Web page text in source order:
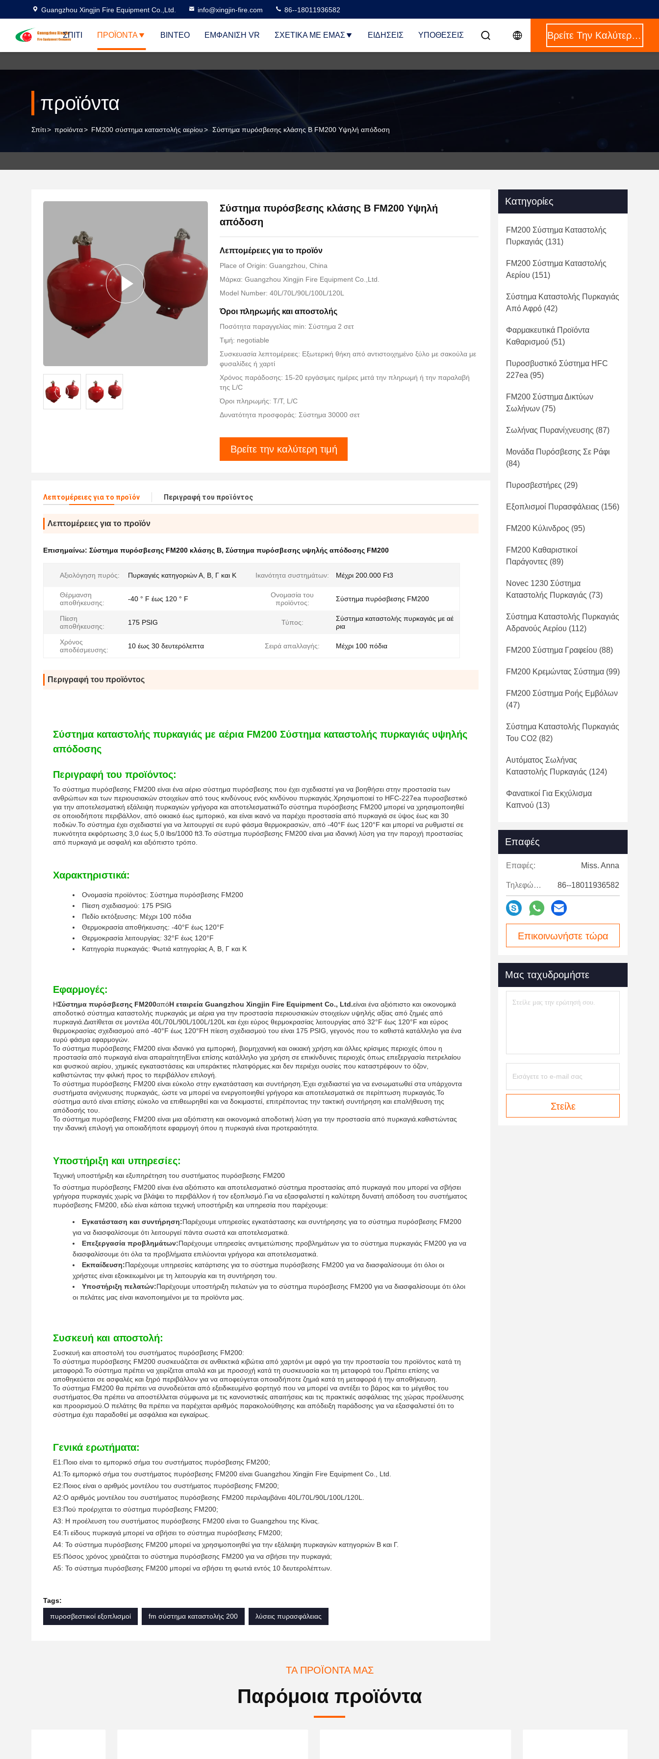
Guangzhou Xingjin Fire Equipment Co.,Ltd. info@xingjin-fire.com 86--18011936582
ΣΠΊΤΙ ΠΡΟΪΌΝΤΑ ΒΊΝΤΕΟ ΕΜΦΆΝΙΣΗ VR ΣΧΕΤΙΚΆ ΜΕ ΕΜΆΣ ΕΙΔΉΣΕΙΣ ΥΠΟΘΈΣΕΙΣ Βρείτε Την Καλύτερη Τιμή
προϊόντα
Σπίτι> προϊόντα> FM200 σύστημα καταστολής αερίου> Σύστημα πυρόσβεσης κλάσης Β FM200 Υψηλή απόδοση
Σύστημα πυρόσβεσης κλάσης Β FM200 Υψηλή
απόδοση
Λεπτομέρειες για το προϊόν
Place of Origin: Guangzhou, China
Μάρκα: Guangzhou Xingjin Fire Equipment Co.,Ltd.
Model Number: 40L/70L/90L/100L/120L
Όροι πληρωμής και αποστολής
Ποσότητα παραγγελίας min: Σύστημα 2 σετ
Τιμή: negotiable
Συσκευασία λεπτομέρειες: Εξωτερική θήκη από αντιστοιχημένο ξύλο με σακούλα με
φυσαλίδες ή χαρτί
Χρόνος παράδοσης: 15-20 εργάσιμες ημέρες μετά την πληρωμή ή την παραλαβή
της L/C
Όροι πληρωμής: T/T, L/C
Δυνατότητα προσφοράς: Σύστημα 30000 σετ
Βρείτε την καλύτερη τιμή
Λεπτομέρειες για το προϊόν Περιγραφή του προϊόντος
Λεπτομέρειες για το προϊόν
Επισημαίνω: Σύστημα πυρόσβεσης FM200 κλάσης Β, Σύστημα πυρόσβεσης υψηλής απόδοσης FM200
Αξιολόγηση πυρός: Πυρκαγιές κατηγοριών Α, Β, Γ και Κ Ικανότητα συστημάτων: Μέχρι 200.000 Ft3
Θέρμανση
αποθήκευσης:
-40 ° F έως 120 ° F
Ονομασία του
προϊόντος:
Σύστημα πυρόσβεσης FM200
Πίεση
αποθήκευσης:
175 PSIG Τύπος:
Σύστημα καταστολής πυρκαγιάς με αέ
ρια
Χρόνος
αποδέσμευσης:
10 έως 30 δευτερόλεπτα Σειρά απαλλαγής: Μέχρι 100 πόδια
Περιγραφή του προϊόντος
Σύστημα καταστολής πυρκαγιάς με αέρια FM200 Σύστημα καταστολής πυρκαγιάς υψηλής
απόδοσης
Περιγραφή του προϊόντος:
Το σύστημα πυρόσβεσης FM200 είναι ένα αέριο σύστημα πυρόσβεσης που έχει σχεδιαστεί για να βοηθήσει στην προστασία των
ανθρώπων και των περιουσιακών στοιχείων από τους κινδύνους ενός κινδύνου πυρκαγιάς.Χρησιμοποιεί το HFC-227ea πυροσβεστικό
για την αποτελεσματική εξάλειψη πυρκαγιών γρήγορα και αποτελεσματικάΤο σύστημα πυρόσβεσης FM200 μπορεί να χρησιμοποιηθεί
σε οποιοδήποτε περιβάλλον, από οικιακό έως εμπορικό, και είναι ικανό να παρέχει προστασία από πυρκαγιά σε ύψος έως και 30
ποδιών.Το σύστημα έχει σχεδιαστεί για να λειτουργεί σε ευρύ φάσμα θερμοκρασιών, από -40°F έως 120°F και μπορεί να ρυθμιστεί σε
πυκνότητα εκφόρτωσης 3,0 έως 5,0 lbs/1000 ft3.Το σύστημα πυρόσβεσης FM200 είναι μια ιδανική λύση για την παροχή προστασίας
από πυρκαγιά με ασφαλή και αξιόπιστο τρόπο.
Χαρακτηριστικά:
Ονομασία προϊόντος: Σύστημα πυρόσβεσης FM200
Πίεση σχεδιασμού: 175 PSIG
Πεδίο εκτόξευσης: Μέχρι 100 πόδια
Θερμοκρασία αποθήκευσης: -40°F έως 120°F
Θερμοκρασία λειτουργίας: 32°F έως 120°F
Κατηγορία πυρκαγιάς: Φωτιά κατηγορίας Α, Β, Γ και Κ
Εφαρμογές:
ΗΣύστημα πυρόσβεσης FM200απόΗ εταιρεία Guangzhou Xingjin Fire Equipment Co., Ltd.είναι ένα αξιόπιστο και οικονομικά
αποδοτικό σύστημα καταστολής πυρκαγιάς με αέρια για την προστασία περιουσιακών στοιχείων υψηλής αξίας από ζημιές από
πυρκαγιά.Διατίθεται σε μοντέλα 40L/70L/90L/100L/120L και έχει εύρος θερμοκρασίας λειτουργίας από 32°F έως 120°F και εύρος
θερμοκρασίας σχεδιασμού από -40°F έως 120°FΗ πίεση σχεδιασμού του είναι 175 PSIG, γεγονός που το καθιστά κατάλληλο για ένα
ευρύ φάσμα εφαρμογών.
Το σύστημα πυρόσβεσης FM200 είναι ιδανικό για εμπορική, βιομηχανική και οικιακή χρήση.και άλλες κρίσιμες περιοχές όπου η
προστασία από πυρκαγιά είναι απαραίτητηΕίναι επίσης κατάλληλο για χρήση σε επικίνδυνες περιοχές όπως επεξεργασία πετρελαίου
και φυσικού αερίου, χημικές εγκαταστάσεις και υπεράκτιες πλατφόρμες.και δεν περιέχει ουσίες που καταστρέφουν το όζον,
καθιστώντας την φιλική προς το περιβάλλον επιλογή.
Το σύστημα πυρόσβεσης FM200 είναι εύκολο στην εγκατάσταση και συντήρηση.Έχει σχεδιαστεί για να ενσωματωθεί στα υπάρχοντα
συστήματα ανίχνευσης πυρκαγιάς, ώστε να μπορεί να ενεργοποιηθεί γρήγορα και αποτελεσματικά σε περίπτωση πυρκαγιάς.Το
σύστημα αυτό είναι επίσης εύκολο να επιθεωρηθεί και να δοκιμαστεί, επιτρέποντας την τακτική συντήρηση και επαλήθευση της
απόδοσής του.
Το σύστημα πυρόσβεσης FM200 είναι μια αξιόπιστη και οικονομικά αποδοτική λύση για την προστασία από πυρκαγιά.καθιστώντας
την ιδανική επιλογή για οποιαδήποτε εφαρμογή όπου η πυρκαγιά είναι προτεραιότητα.
Υποστήριξη και υπηρεσίες:
Τεχνική υποστήριξη και εξυπηρέτηση του συστήματος πυρόσβεσης FM200
Το σύστημα πυρόσβεσης FM200 είναι ένα αξιόπιστο και αποτελεσματικό σύστημα προστασίας από πυρκαγιά που μπορεί να σβήσει
γρήγορα πυρκαγιές χωρίς να βλάψει το περιβάλλον ή τον εξοπλισμό.Για να εξασφαλιστεί η καλύτερη δυνατή απόδοση του συστήματος
πυρόσβεσης FM200, εδώ είναι κάποια τεχνική υποστήριξη και υπηρεσία που παρέχουμε:
Εγκατάσταση και συντήρηση:Παρέχουμε υπηρεσίες εγκατάστασης και συντήρησης για το σύστημα πυρόσβεσης FM200
για να διασφαλίσουμε ότι λειτουργεί πάντα σωστά και αποτελεσματικά.
Επεξεργασία προβλημάτων:Παρέχουμε υπηρεσίες αντιμετώπισης προβλημάτων για το σύστημα πυρκαγιάς FM200 για να
διασφαλίσουμε ότι όλα τα προβλήματα επιλύονται γρήγορα και αποτελεσματικά.
Εκπαίδευση:Παρέχουμε υπηρεσίες κατάρτισης για το σύστημα πυρόσβεσης FM200 για να διασφαλίσουμε ότι όλοι οι
χρήστες είναι εξοικειωμένοι με τη λειτουργία και τη συντήρηση του.
Υποστήριξη πελατών:Παρέχουμε υποστήριξη πελατών για το σύστημα πυρόσβεσης FM200 για να διασφαλίσουμε ότι όλοι
οι πελάτες μας είναι ικανοποιημένοι με τα προϊόντα μας.
Συσκευή και αποστολή:
Συσκευή και αποστολή του συστήματος πυρόσβεσης FM200:
Το σύστημα πυρόσβεσης FM200 συσκευάζεται σε ανθεκτικά κιβώτια από χαρτόνι με αφρό για την προστασία του προϊόντος κατά τη
μεταφορά.Το σύστημα πρέπει να χειρίζεται απαλά και με προσοχή κατά τη συσκευασία και τη μεταφορά του.Πρέπει επίσης να
αποθηκεύεται σε ασφαλές και ξηρό περιβάλλον για να αποφεύγεται οποιαδήποτε ζημιά κατά τη μεταφορά ή την αποθήκευση.
Το σύστημα FM200 θα πρέπει να συνοδεύεται από εξειδικευμένο φορτηγό που να μπορεί να αντέξει το βάρος και το μέγεθος του
συστήματος.Θα πρέπει να αποστέλλεται σύμφωνα με τις κανονιστικές απαιτήσεις και τις πρακτικές ασφάλειας της χώρας προέλευσης
και προορισμού.Ο πελάτης θα πρέπει να παρέχεται αριθμός παρακολούθησης και απόδειξη παράδοσης για να εξασφαλιστεί ότι το
σύστημα έχει παραδοθεί με ασφάλεια και εγκαίρως.
Γενικά ερωτήματα:
Ε1:Ποιο είναι το εμπορικό σήμα του συστήματος πυρόσβεσης FM200;
Α1:Το εμπορικό σήμα του συστήματος πυρόσβεσης FM200 είναι Guangzhou Xingjin Fire Equipment Co., Ltd.
Ε2:Ποιος είναι ο αριθμός μοντέλου του συστήματος πυρόσβεσης FM200;
Α2:Ο αριθμός μοντέλου του συστήματος πυρόσβεσης FM200 περιλαμβάνει 40L/70L/90L/100L/120L.
Ε3:Πού προέρχεται το σύστημα πυρόσβεσης FM200;
Α3: Η προέλευση του συστήματος πυρόσβεσης FM200 είναι το Guangzhou της Κίνας.
Ε4:Τι είδους πυρκαγιά μπορεί να σβήσει το σύστημα πυρόσβεσης FM200;
Α4: Το σύστημα πυρόσβεσης FM200 μπορεί να χρησιμοποιηθεί για την εξάλειψη πυρκαγιών κατηγοριών Β και Γ.
Ε5:Πόσος χρόνος χρειάζεται το σύστημα πυρόσβεσης FM200 για να σβήσει την πυρκαγιά;
Α5: Το σύστημα πυρόσβεσης FM200 μπορεί να σβήσει τη φωτιά εντός 10 δευτερολέπτων.
Tags:
πυροσβεστικοί εξοπλισμοί
fm σύστημα καταστολής 200 λύσεις πυρασφάλειας
Κατηγορίες
FM200 Σύστημα Καταστολής
Πυρκαγιάς (131)
FM200 Σύστημα Καταστολής
Αερίου (151)
Σύστημα Καταστολής Πυρκαγιάς
Από Αφρό (42)
Φαρμακευτικά Προϊόντα
Καθαρισμού (51)
Πυροσβυστικό Σύστημα HFC
227ea (95)
FM200 Σύστημα Δικτύων
Σωλήνων (75)
Σωλήνας Πυρανίχνευσης (87)
Μονάδα Πυρόσβεσης Σε Ράφι
(84)
Πυροσβεστήρες (29)
Εξοπλισμοί Πυρασφάλειας (156)
FM200 Κύλινδρος (95)
FM200 Καθαριστικοί
Παράγοντες (89)
Novec 1230 Σύστημα
Καταστολής Πυρκαγιάς (73)
Σύστημα Καταστολής Πυρκαγιάς
Αδρανούς Αερίου (112)
FM200 Σύστημα Γραφείου (88)
FM200 Κρεμώντας Σύστημα (99)
FM200 Σύστημα Ροής Εμβόλων
(47)
Σύστημα Καταστολής Πυρκαγιάς
Του CO2 (82)
Αυτόματος Σωλήνας
Καταστολής Πυρκαγιάς (124)
Φανατικοί Για Εκχύλισμα
Καπνού (13)
Επαφές
Επαφές: Miss. Anna
Τηλεφώνημα: 86--18011936582
Επικοινωνήστε τώρα
Μας ταχυδρομήστε
Στείλε
ΤΑ ΠΡΟΪΌΝΤΑ ΜΑΣ
Παρόμοια προϊόντα